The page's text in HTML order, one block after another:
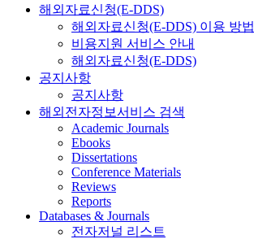
해외자료신청(E-DDS)
해외자료신청(E-DDS) 이용 방법
비용지원 서비스 안내
해외자료신청(E-DDS)
공지사항
공지사항
해외전자정보서비스 검색
Academic Journals
Ebooks
Dissertations
Conference Materials
Reviews
Reports
Databases & Journals
전자저널 리스트